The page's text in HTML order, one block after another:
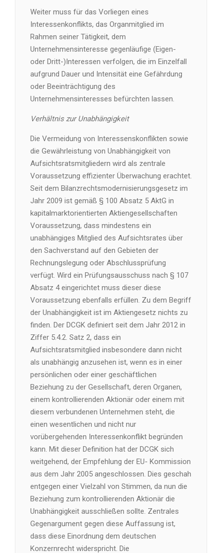
Weiter muss für das Vorliegen eines
Interessenkonflikts, das Organmitglied im
Rahmen seiner Tätigkeit, dem
Unternehmensinteresse gegenläufige (Eigen-
oder Dritt-)Interessen verfolgen, die im Einzelfall
aufgrund Dauer und Intensität eine Gefährdung
oder Beeinträchtigung des
Unternehmensinteresses befürchten lassen.
Verhältnis zur Unabhängigkeit
Die Vermeidung von Interessenskonflikten sowie
die Gewährleistung von Unabhängigkeit von
Aufsichtsratsmitgliedern wird als zentrale
Voraussetzung effizienter Überwachung erachtet.
Seit dem Bilanzrechtsmodernisierungsgesetz im
Jahr 2009 ist gemäß § 100 Absatz 5 AktG in
kapitalmarktorientierten Aktiengesellschaften
Voraussetzung, dass mindestens ein
unabhängiges Mitglied des Aufsichtsrates über
den Sachverstand auf den Gebieten der
Rechnungslegung oder Abschlussprüfung
verfügt. Wird ein Prüfungsausschuss nach § 107
Absatz 4 eingerichtet muss dieser diese
Voraussetzung ebenfalls erfüllen. Zu dem Begriff
der Unabhängigkeit ist im Aktiengesetz nichts zu
finden. Der DCGK definiert seit dem Jahr 2012 in
Ziffer 5.4.2. Satz 2, dass ein
Aufsichtsratsmitglied insbesondere dann nicht
als unabhängig anzusehen ist, wenn es in einer
persönlichen oder einer geschäftlichen
Beziehung zu der Gesellschaft, deren Organen,
einem kontrollierenden Aktionär oder einem mit
diesem verbundenen Unternehmen steht, die
einen wesentlichen und nicht nur
vorübergehenden Interessenkonflikt begründen
kann. Mit dieser Definition hat der DCGK sich
weitgehend, der Empfehlung der EU- Kommission
aus dem Jahr 2005 angeschlossen. Dies geschah
entgegen einer Vielzahl von Stimmen, da nun die
Beziehung zum kontrollierenden Aktionär die
Unabhängigkeit ausschließen sollte. Zentrales
Gegenargument gegen diese Auffassung ist,
dass diese Einordnung dem deutschen
Konzernrecht widerspricht. Die